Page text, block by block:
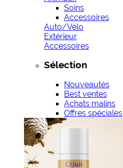
Soins
Accessoires
Auto/Vélo
Extérieur
Accessoires
Sélection
Nouveautés
Best ventes
Achats malins
Offres spéciales